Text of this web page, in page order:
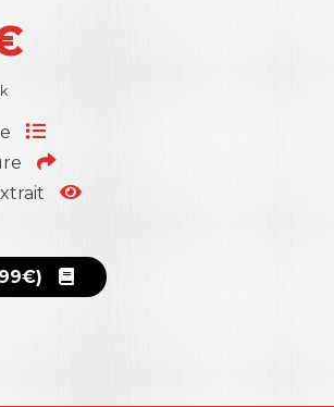
qui l’enseignent et bien
et ceux qui l’étudient.
édition, le lecteur y trouvera
par la technique du QR code et
fait le succès de la première
du Sablier Marketing
en 2004 dans la
dans les Business Schools et
et en agences.